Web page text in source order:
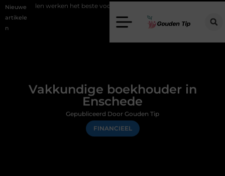
Nieuwe
artikele
n
werken het beste voor vastgoedmarketing?
Vakkundige boekhouder in
Enschede
FINANCIEEL
Gepubliceerd Door Gouden Tip